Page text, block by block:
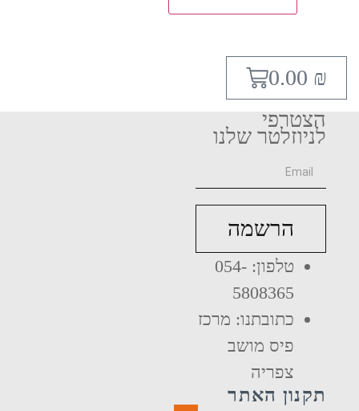
0.00 ₪
הצטרפי
לניוזלטר שלנו
הרשמה
טלפון: 054-
5808365
כתובתנו: מרכז
פיס מושב
צפריה
תקנון האתר